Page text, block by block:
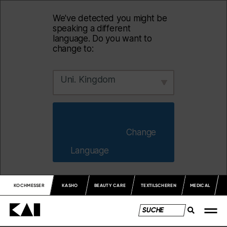
We've detected you might be
speaking a different
language. Do you want to
change to:
Uni. Kingdom
Language
KOCHMESSER KASHO BEAUTY CARE TEXTILSCHEREN MEDICAL